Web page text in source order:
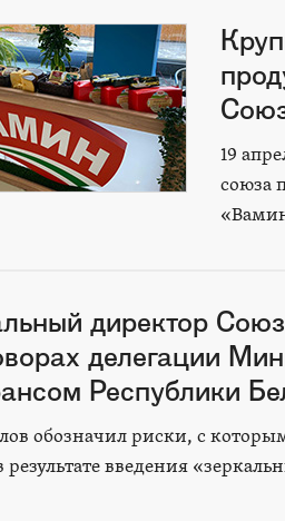
19
союза
директор
делегации
Республики
обозначил риски, с
результате введения